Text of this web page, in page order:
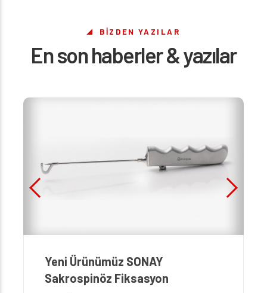
BİZDEN YAZILAR
En son haberler & yazılar
Yeni Ürünümüz SONAY
Sakrospinöz Fiksasyon